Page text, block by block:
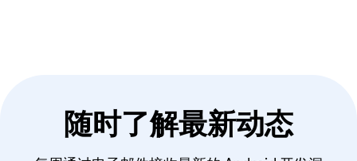
随时了解最新动态